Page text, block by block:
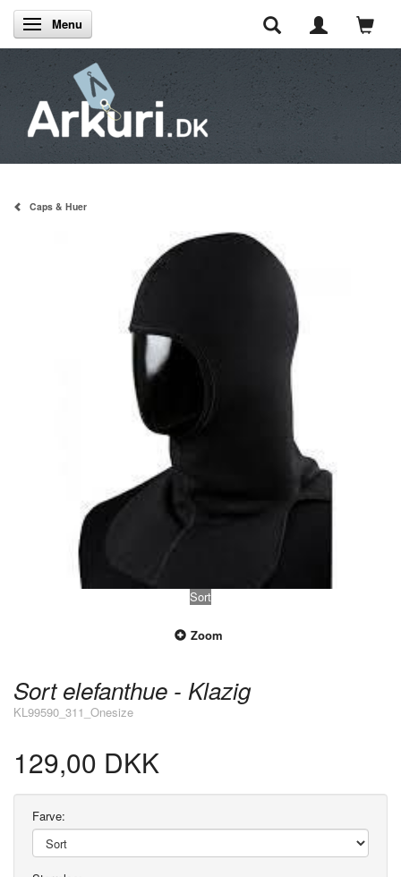
Skifte navigation
Menu
Caps & Huer
Sort
Zoom
Sort elefanthue - Klazig
KL99590_311_Onesize
129,00 DKK
Farve: